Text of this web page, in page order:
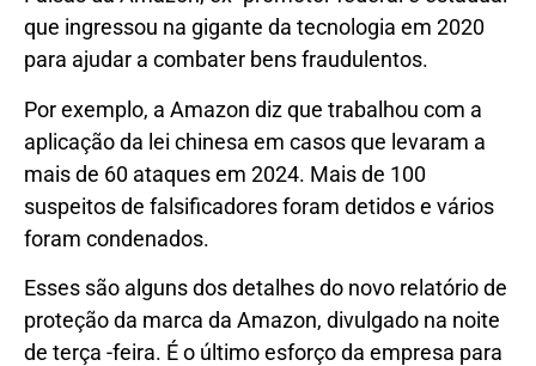
que ingressou na gigante da tecnologia em 2020
para ajudar a combater bens fraudulentos.
Por exemplo, a Amazon diz que trabalhou com a
aplicação da lei chinesa em casos que levaram a
mais de 60 ataques em 2024. Mais de 100
suspeitos de falsificadores foram detidos e vários
foram condenados.
Esses são alguns dos detalhes do novo relatório de
proteção da marca da Amazon, divulgado na noite
de terça -feira. É o último esforço da empresa para